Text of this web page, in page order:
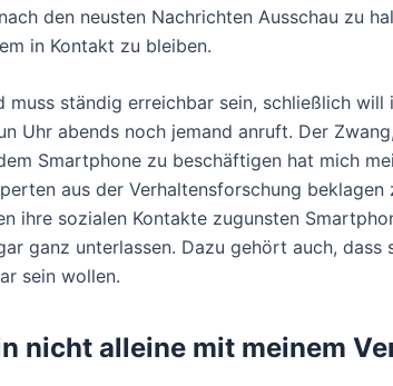
den neusten Nachrichten Ausschau zu
in Kontakt zu bleiben.
muss ständig erreichbar sein, schließlich
Uhr abends noch jemand anruft. Der
Smartphone zu beschäftigen hat mich
aus der Verhaltensforschung beklagen
ihre sozialen Kontakte zugunsten
ganz unterlassen. Dazu gehört auch, dass
sein wollen.
nicht alleine mit meinem